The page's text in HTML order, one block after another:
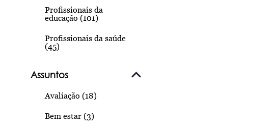
Profissionais da
educação (101)
Profissionais da saúde
(45)
Assuntos
Avaliação (18)
Bem estar (3)